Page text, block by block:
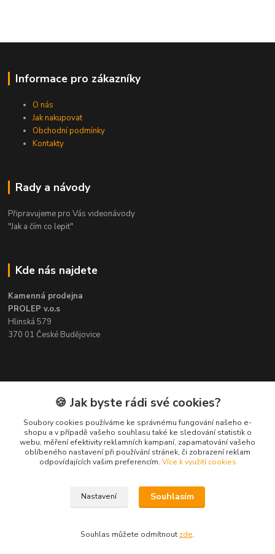
Informace pro zákazníky
O nás
Jak nakupovat
Obchodní podmínky
Kontakty
Rady a návody
Připravujeme pro Vás videonávody
"Jak a čím co lepit"
Kde nás najdete
Kamenná prodejna
PROLEP v.o.s
Hlinská 579
370 01 České Budějovice
Kontakt
Pavel Šedivý
+420 602 148 895
Pracovní doba PO - PÁ: 8,00-16,30
🍪 Jak byste rádi své cookies?
Soubory cookies používáme ke správnému fungování našeho e-
shopu a v případě vašeho souhlasu také ke sledování statistik o
webu, měření efektivity reklamních kampaní, zapamatování vašeho
oblíbeného nastavení při používání stránek, či zobrazení reklam
odpovídajících vašim preferencím. Více k využití cookies
Nastavení Souhlasím
Souhlas můžete odmítnout zde.